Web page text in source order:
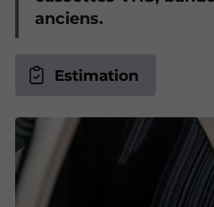
anciens.
Estimation